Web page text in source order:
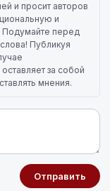
и просит авторов
и
Подумайте перед
Публикуя
за собой
мнения.
Отправить